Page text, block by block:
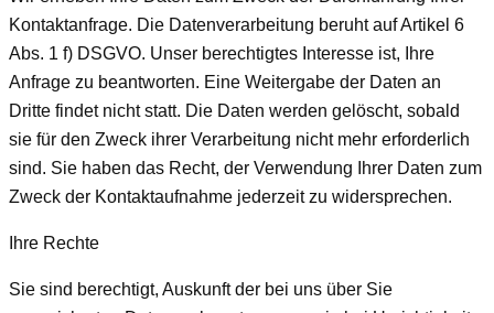
Kontaktanfrage. Die Datenverarbeitung beruht auf Artikel 6
Abs. 1 f) DSGVO. Unser berechtigtes Interesse ist, Ihre
Anfrage zu beantworten. Eine Weitergabe der Daten an
Dritte findet nicht statt. Die Daten werden gelöscht, sobald
sie für den Zweck ihrer Verarbeitung nicht mehr erforderlich
sind. Sie haben das Recht, der Verwendung Ihrer Daten zum
Zweck der Kontaktaufnahme jederzeit zu widersprechen.
Ihre Rechte
Sie sind berechtigt, Auskunft der bei uns über Sie